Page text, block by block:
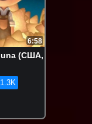
6:58
luna (США,